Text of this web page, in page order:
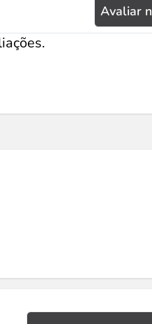
Avaliar